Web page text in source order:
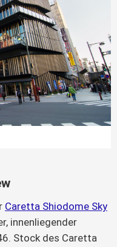
Caretta Shiodome Sky
innenliegender
Stock des Caretta